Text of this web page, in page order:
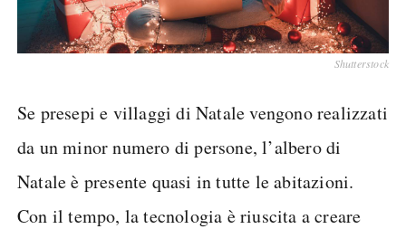
Shutterstock
Se presepi e villaggi di Natale vengono realizzati
da un minor numero di persone, l’albero di
Natale è presente quasi in tutte le abitazioni.
Con il tempo, la tecnologia è riuscita a creare